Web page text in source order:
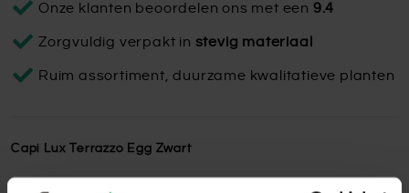
Onze klanten beoordelen ons met een 9.4
Zorgvuldig verpakt in stevig materiaal
Ruim assortiment, duurzame kwalitatieve planten
Capi Lux Terrazzo Egg Zwart